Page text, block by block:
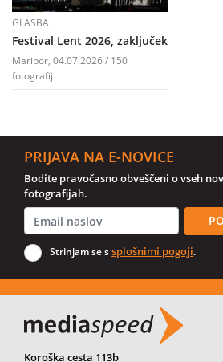
GLASBA
Festival Lent 2026, zaključek
Maribor, 04.07.2026 / 150
fotografij
PRIJAVA NA E-NOVICE
Bodite pravočasno obveščeni o vseh
fotografijah.
Strinjam se ssplošnimi pogoji.
Koroška cesta 113b